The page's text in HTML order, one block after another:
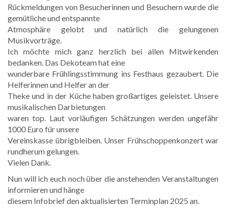
Rückmeldungen von Besucherinnen und Besuchern wurde die
gemütliche und entspannte
Atmosphäre gelobt und natürlich die gelungenen
Musikvorträge.
Ich möchte mich ganz herzlich bei allen Mitwirkenden
bedanken. Das Dekoteam hat eine
wunderbare Frühlingsstimmung ins Festhaus gezaubert. Die
Helferinnen und Helfer an der
Theke und in der Küche haben großartiges geleistet. Unsere
musikalischen Darbietungen
waren top. Laut vorläufigen Schätzungen werden ungefähr
1000 Euro für unsere
Vereinskasse übrigbleiben. Unser Frühschoppenkonzert war
rundherum gelungen.
Vielen Dank.
Nun will ich euch noch über die anstehenden Veranstaltungen
informieren und hänge
diesem Infobrief den aktualisierten Terminplan 2025 an.